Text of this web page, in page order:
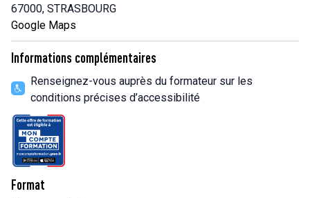
67000, STRASBOURG
Google Maps
Informations complémentaires
Renseignez-vous auprès du formateur sur les
conditions précises d’accessibilité
Format